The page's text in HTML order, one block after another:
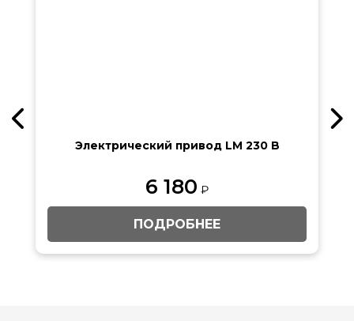
Электрический привод LM 230 B
6 180 ₽
ПОДРОБНЕЕ